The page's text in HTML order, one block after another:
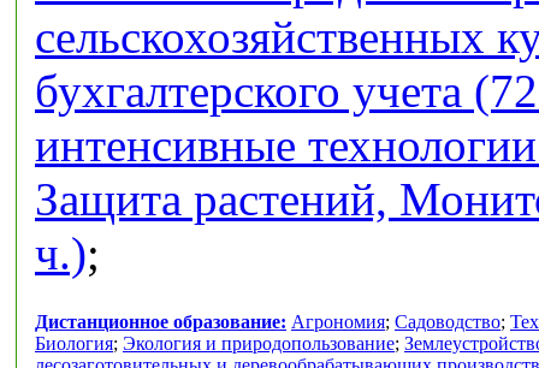
сельскохозяйственных
бухгалтерского учета
интенсивные
Защита растений,
ч.);
Дистанционное образование: Агрономия; Садоводство;
Биология; Экология и природопользование;